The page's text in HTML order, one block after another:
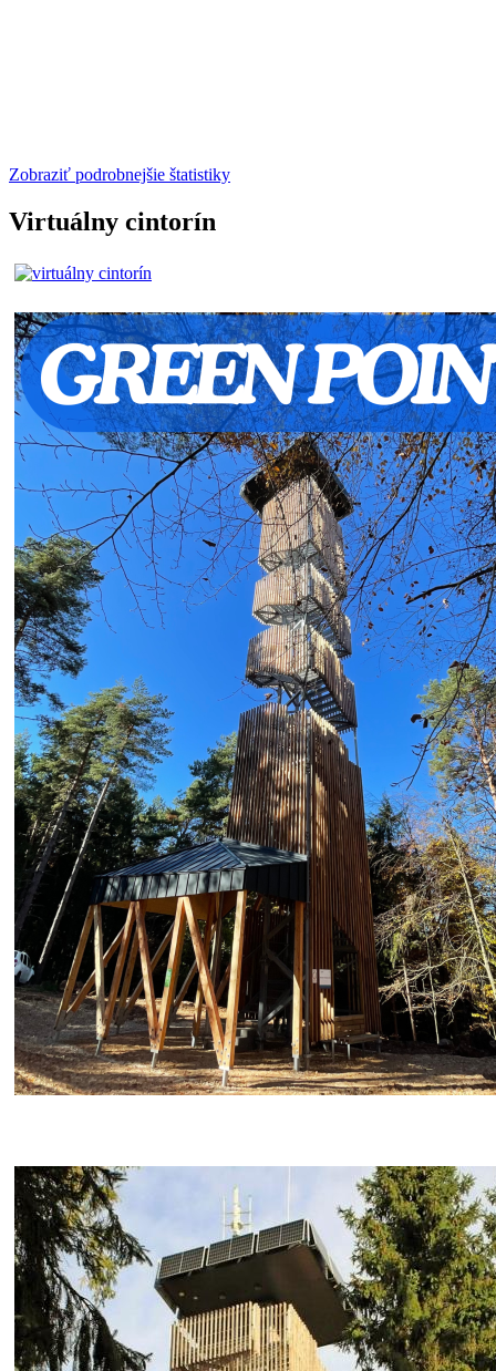
Zobraziť podrobnejšie štatistiky
Virtuálny cintorín